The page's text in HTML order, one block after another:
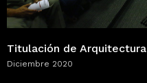
Titulación de Arquitectura
Diciembre 2020